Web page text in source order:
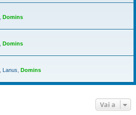
Domins
Domins
Lanus Domins
Vai a